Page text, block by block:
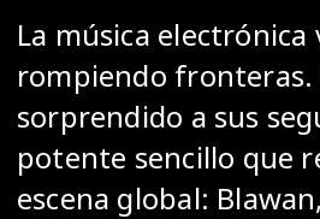
La música
rompiendo fronteras.
sorprendido a sus
potente sencillo que
escena global: